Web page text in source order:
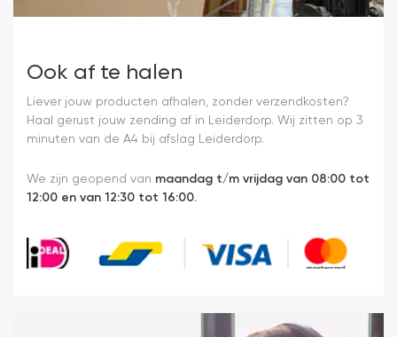
Ook af te halen
Liever jouw producten afhalen, zonder verzendkosten?
Haal gerust jouw zending af in Leiderdorp. Wij zitten op 3
minuten van de A4 bij afslag Leiderdorp.
We zijn geopend van maandag t/m vrijdag van 08:00 tot
12:00 en van 12:30 tot 16:00.